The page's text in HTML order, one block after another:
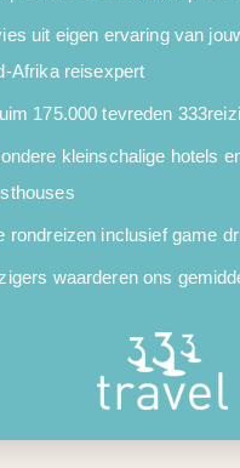
uit eigen ervaring van
Afrika reisexpert
175.000 tevreden
kleinschalige hotels
rondreizen inclusief game
waarderen ons